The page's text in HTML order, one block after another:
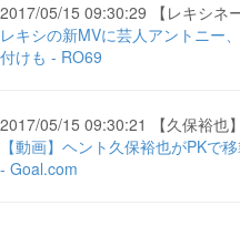
2017/05/15 09:30:29 【レキシネ
レキシの新MVに芸人アントニー
付けも - RO69
2017/05/15 09:30:21 【久保裕也】
【動画】ヘント久保裕也がPKで
- Goal.com